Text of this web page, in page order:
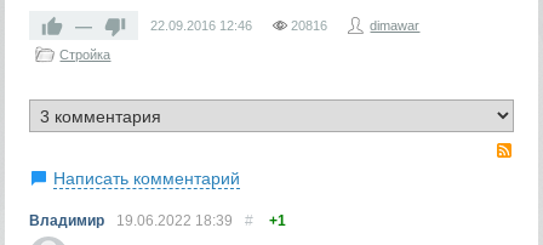
— 22.09.2016 12:46 20816
dimawar
Стройка
Написать комментарий
Владимир 19.06.2022 18:39 # +1